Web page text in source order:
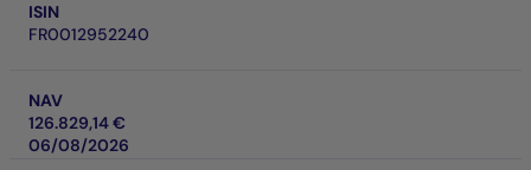
ISIN
FR0012952240
NAV
126.829,14 €
06/08/2026